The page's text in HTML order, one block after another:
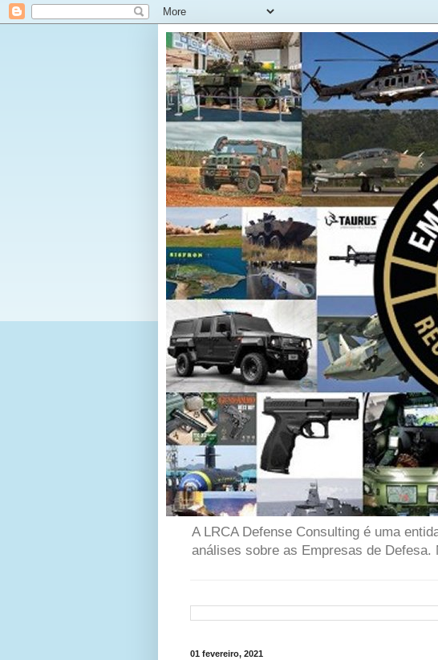
A LRCA Defense Consulting é uma
análises sobre as Empresas de
01 fevereiro, 2021